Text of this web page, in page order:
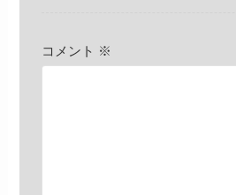
コメント ※